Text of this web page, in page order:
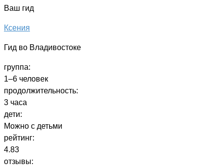
Ваш гид
Ксения
Гид во Владивостоке
группа:
1–6 человек
продолжительность:
3 часа
дети:
Можно с детьми
рейтинг:
4.83
отзывы: